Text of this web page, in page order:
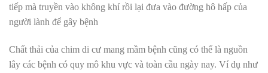
tiếp mà truyền vào không khí rồi lại đưa vào đường hô hấp của
người lành để gây bệnh
Chất thải của chim di cư mang mầm bệnh cũng có thể là nguồn
lây các bệnh có quy mô khu vực và toàn cầu ngày nay. Ví dụ như